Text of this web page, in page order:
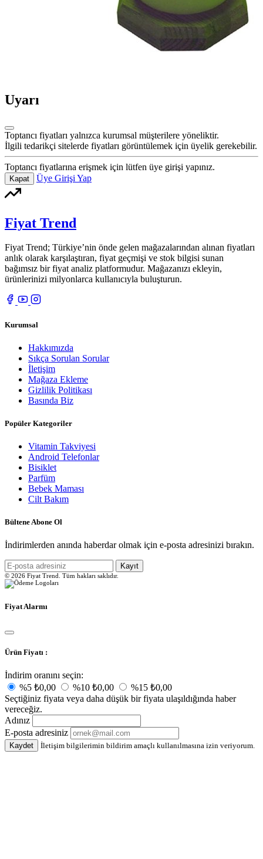
Uyarı
Toptancı fiyatları yalnızca kurumsal müşterilere yöneliktir.
İlgili tedarikçi sitelerde fiyatları görüntülemek için üyelik gerekebilir.
Toptancı fiyatlarına erişmek için lütfen üye girişi yapınız.
Kapat Üye Girişi Yap
Fiyat Trend
Fiyat Trend; Türkiye’nin önde gelen mağazalarından alınan fiyatları
anlık olarak karşılaştıran, fiyat geçmişi ve stok bilgisi sunan
bağımsız bir fiyat analiz platformudur. Mağazanızı ekleyin,
ürünlerinizi milyonlarca kullanıcıyla buluşturun.
Kurumsal
Hakkımızda
Sıkça Sorulan Sorular
İletişim
Mağaza Ekleme
Gizlilik Politikası
Basında Biz
Popüler Kategoriler
Vitamin Takviyesi
Android Telefonlar
Bisiklet
Parfüm
Bebek Maması
Cilt Bakım
Bültene Abone Ol
İndirimlerden anında haberdar olmak için e-posta adresinizi bırakın.
Kayıt
© 2026 Fiyat Trend. Tüm hakları saklıdır.
Fiyat Alarmı
Ürün Fiyatı :
İndirim oranını seçin:
%5 ₺0,00 %10 ₺0,00 %15 ₺0,00
Seçtiğiniz fiyata veya daha düşük bir fiyata ulaşıldığında haber
vereceğiz.
Adınız
E-posta adresiniz
Kaydet İletişim bilgilerimin bildirim amaçlı kullanılmasına izin veriyorum.